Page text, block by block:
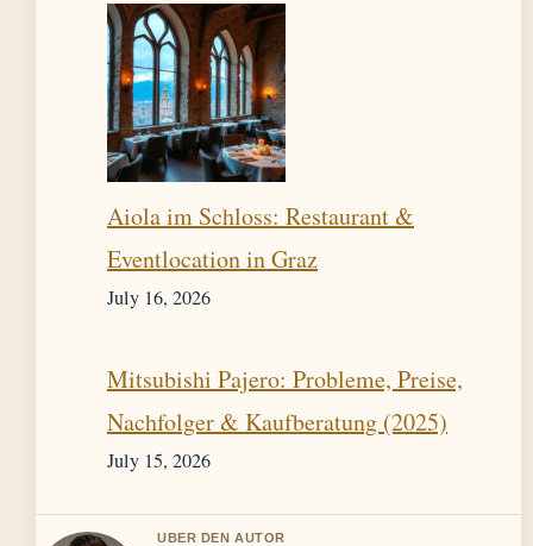
Aiola im Schloss: Restaurant &
Eventlocation in Graz
July 16, 2026
Mitsubishi Pajero: Probleme, Preise,
Nachfolger & Kaufberatung (2025)
July 15, 2026
UBER DEN AUTOR